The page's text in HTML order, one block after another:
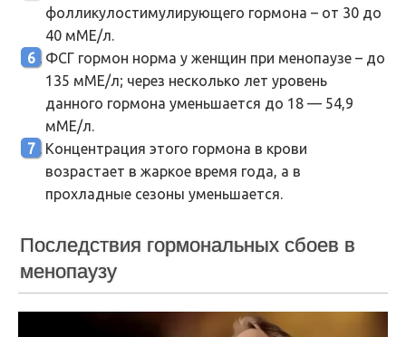
фолликулостимулирующего гормона – от 30 до
40 мМЕ/л.
ФСГ гормон норма у женщин при менопаузе – до
135 мМЕ/л; через несколько лет уровень
данного гормона уменьшается до 18 — 54,9
мМЕ/л.
Концентрация этого гормона в крови
возрастает в жаркое время года, а в
прохладные сезоны уменьшается.
Последствия гормональных сбоев в
менопаузу